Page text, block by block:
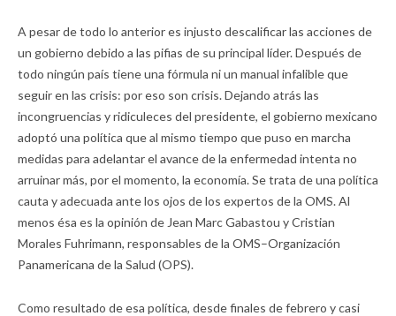
A pesar de todo lo anterior es injusto descalificar las acciones de
un gobierno debido a las pifias de su principal líder. Después de
todo ningún país tiene una fórmula ni un manual infalible que
seguir en las crisis: por eso son crisis. Dejando atrás las
incongruencias y ridiculeces del presidente, el gobierno mexicano
adoptó una política que al mismo tiempo que puso en marcha
medidas para adelantar el avance de la enfermedad intenta no
arruinar más, por el momento, la economía. Se trata de una política
cauta y adecuada ante los ojos de los expertos de la OMS. Al
menos ésa es la opinión de Jean Marc Gabastou y Cristian
Morales Fuhrimann, responsables de la OMS–Organización
Panamericana de la Salud (OPS).
Como resultado de esa política, desde finales de febrero y casi